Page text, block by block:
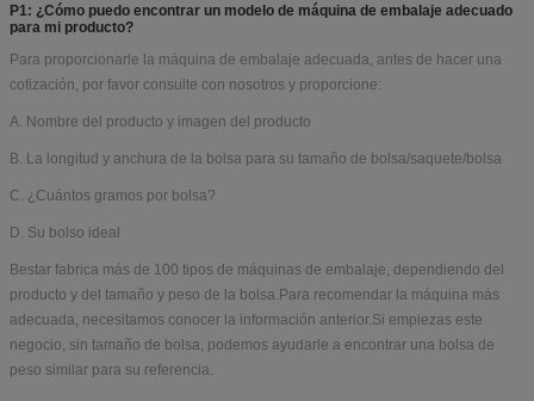
P1: ¿Cómo puedo encontrar un modelo de máquina de embalaje adecuado
para mi producto?
Para proporcionarle la máquina de embalaje adecuada, antes de hacer una
cotización, por favor consulte con nosotros y proporcione:
A. Nombre del producto y imagen del producto
B. La longitud y anchura de la bolsa para su tamaño de bolsa/saquete/bolsa
C. ¿Cuántos gramos por bolsa?
D. Su bolso ideal
Bestar fabrica más de 100 tipos de máquinas de embalaje, dependiendo del
producto y del tamaño y peso de la bolsa.Para recomendar la máquina más
adecuada, necesitamos conocer la información anterior.Si empiezas este
negocio, sin tamaño de bolsa, podemos ayudarle a encontrar una bolsa de
peso similar para su referencia.